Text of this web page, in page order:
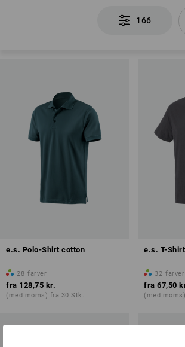
166
e.s. Polo-Shirt cotton
28 farver
fra 128,75 kr.
(med moms) fra 30 Stk.
e.s. T-
32 farver
fra 67,50
(med